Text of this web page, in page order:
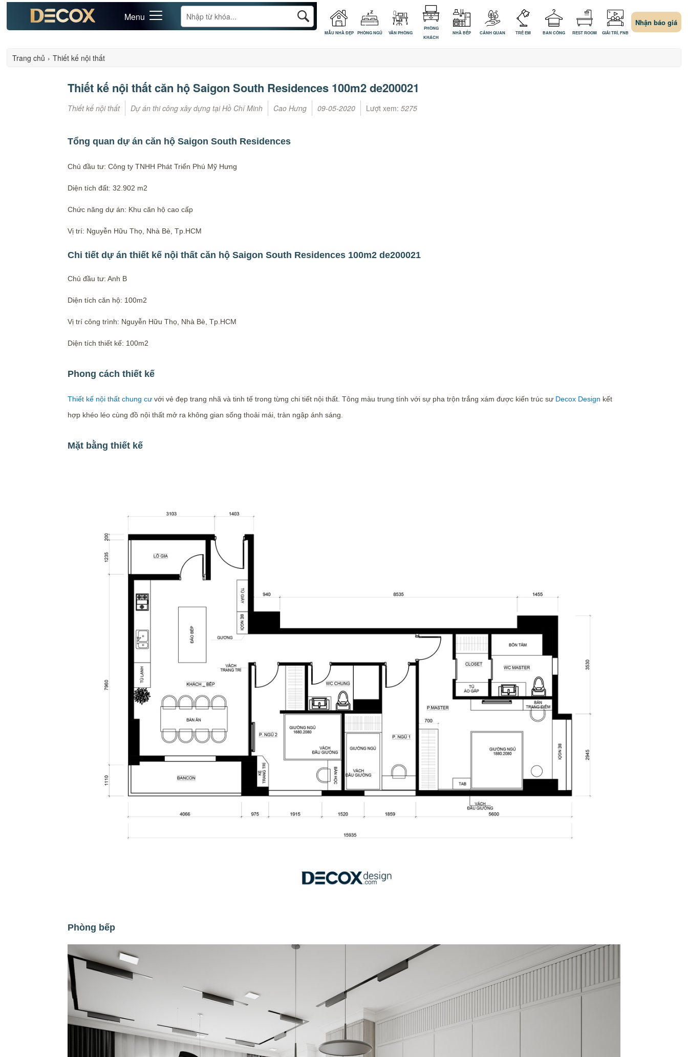
Menu
MẪU NHÀ ĐẸP PHÒNG NGỦ VĂN PHÒNG
PHÒNG
KHÁCH
NHÀ BẾP CẢNH QUAN TRẺ EM BAN CÔNG REST ROOM GIẢI TRÍ, FNB
Nhận báo giá
Trang chủ › Thiết kế nội thất
Thiết kế nội thất căn hộ Saigon South Residences 100m2 de200021
Thiết kế nội thất Dự án thi công xây dựng tại Hồ Chí Minh Cao Hưng 09-05-2020 Lượt xem: 5275
Tổng quan dự án căn hộ Saigon South Residences
Chủ đầu tư: Công ty TNHH Phát Triển Phú Mỹ Hưng
Diện tích đất: 32.902 m2
Chức năng dự án: Khu căn hộ cao cấp
Vị trí: Nguyễn Hữu Thọ, Nhà Bè, Tp.HCM
Chi tiết dự án thiết kế nội thất căn hộ Saigon South Residences 100m2 de200021
Chủ đầu tư: Anh B
Diện tích căn hộ: 100m2
Vị trí công trình: Nguyễn Hữu Thọ, Nhà Bè, Tp.HCM
Diện tích thiết kế: 100m2
Phong cách thiết kế
Thiết kế nội thất chung cưvới vẻ đẹp trang nhã và tinh tế trong từng chi tiết nội thất. Tông màu trung tính với sự pha trộn trắng xám được kiến trúc sư Decox Design kết
hợp khéo léo cùng đồ nội thất mở ra không gian sống thoải mái, tràn ngập ánh sáng.
Mặt bằng thiết kế
Phòng bếp